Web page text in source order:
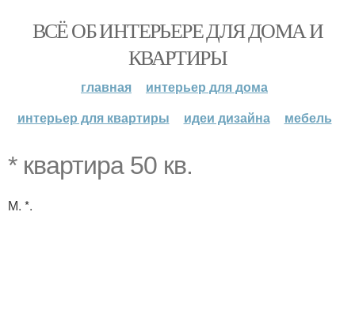
ВСЁ ОБ ИНТЕРЬЕРЕ ДЛЯ ДОМА И
КВАРТИРЫ
главная
интерьер для дома
интерьер для квартиры
идеи дизайна мебель
* квартира 50 кв.
М. *.